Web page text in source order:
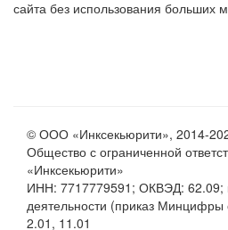
© ООО «Инксекьюрити»,
Общество с ограниченной
«Инксекьюрити»
ИНН: 7717779591; ОКВЭД: 62.09;
деятельности (приказ
2.01, 11.01